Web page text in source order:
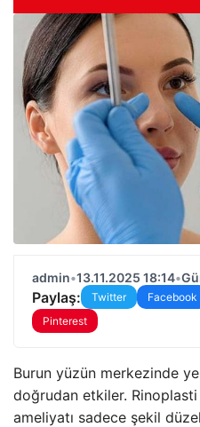
admin•13.11.2025 18:14•
Paylaş: Twitter Facebook
Pinterest
Burun yüzün merkezinde
doğrudan etkiler.
ameliyatı sadece şekil